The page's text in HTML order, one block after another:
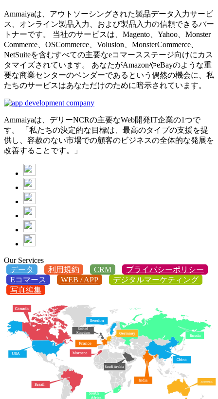
Ammaiyaは、アウトソーシングされた製品データ入力サービ
ス、オンライン製品入力、および製品入力の信頼できるパー
トナーです。 当社のサービスは、Magento、Yahoo、Monster
Commerce、OSCommerce、Volusion、MonsterCommerce、
NetSuiteを含むすべての主要なeコマースステージ向けにカス
タマイズされています。 あなたがAmazonやeBayのような重
要な商業センターのベンダーであるという偶然の機会に、私
たちのサービスはあなただけのために暗示されています。
Ammaiyaは、デリーNCRの主要なWeb開発IT企業の1つで
す。 「私たちの決定的な目標は、最高のタイプの支援を提
供し、容赦のない市場での顧客のビジネスの全体的な発展を
改善することです。」
Our Services
データ
利用規約 CRM
プライバシーポリシー
Eコマース
WEB / APP
デジタルマーケティング
写真編集